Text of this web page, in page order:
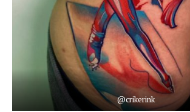
@crikerink